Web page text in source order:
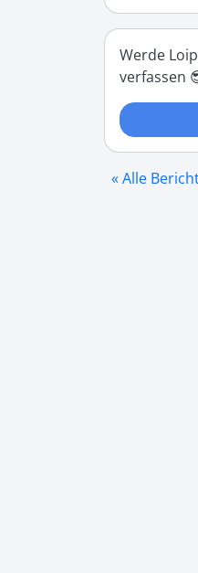
Werde
verfassen
« Alle